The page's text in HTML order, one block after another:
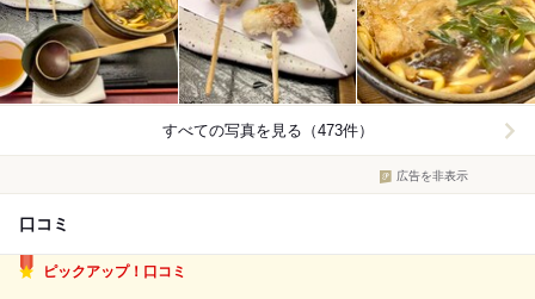
すべての写真を見る（473件）
広告を非表示
口コミ
ピックアップ！口コミ